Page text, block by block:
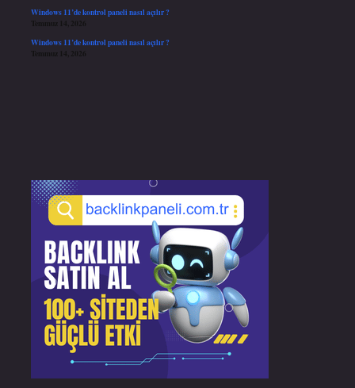
Windows 11’de kontrol paneli nasıl açılır ?
Temmuz 14, 2026
Windows 11’de kontrol paneli nasıl açılır ?
Temmuz 14, 2026